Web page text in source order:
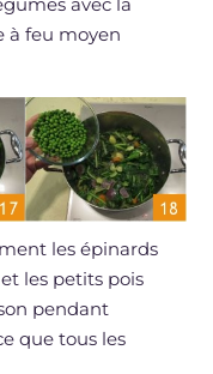
à feu moyen
les épinards
et les petits pois
pendant
que tous les